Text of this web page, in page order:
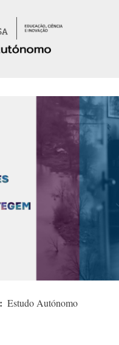
Estudo Autónomo